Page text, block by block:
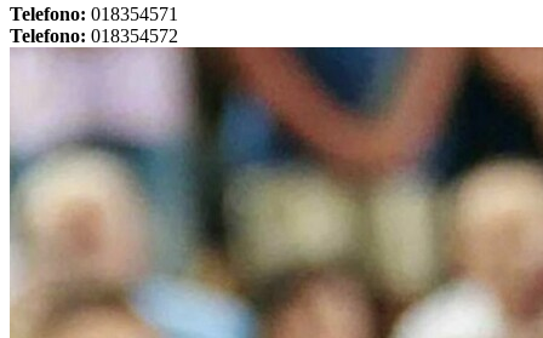
Telefono: 018354571
Telefono: 018354572